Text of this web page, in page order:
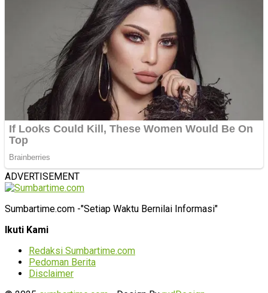
ADVERTISEMENT
Sumbartime.com -"Setiap Waktu Bernilai Informasi"
Ikuti Kami
Redaksi Sumbartime.com
Pedoman Berita
Disclaimer